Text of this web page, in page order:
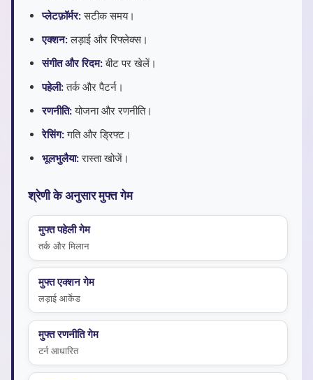
प्लेटफ़ॉर्मर: सटीक समय।
एक्शन: लड़ाई और रिफ्लेक्स।
संगीत और रिदम: बीट पर खेलें।
पहेली: तर्क और पैटर्न।
रणनीति: योजना और रणनीति।
रेसिंग: गति और ड्रिफ्ट।
भूलभुलैया: रास्ता खोजें।
श्रेणी के अनुसार मुफ्त गेम
मुफ्त पहेली गेम
तर्क और मिलान
मुफ्त एक्शन गेम
लड़ाई आर्केड
मुफ्त रणनीति गेम
टर्न आधारित